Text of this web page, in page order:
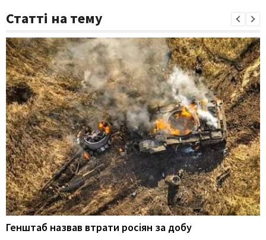
Статті на тему
Генштаб назвав втрати росіян за добу